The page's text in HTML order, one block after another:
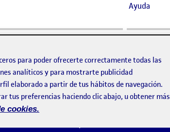
Ayuda
para poder ofrecerte correctamente todas las
analíticos y para mostrarte publicidad
elaborado a partir de tus hábitos de navegación.
tus preferencias haciendo clic abajo, u obtener más
cookies.